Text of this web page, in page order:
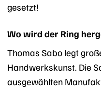
gesetzt!
Wo wird der Ring
Thomas Sabo legt
Handwerkskunst. Die
ausgewählten